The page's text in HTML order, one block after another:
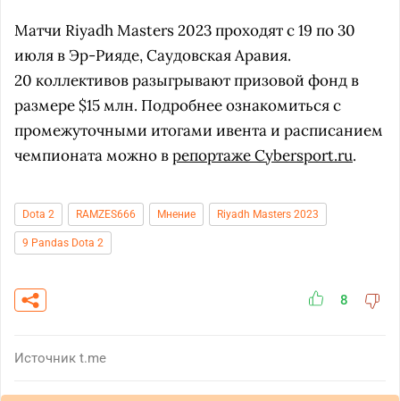
Матчи Riyadh Masters 2023 проходят с 19 по 30
июля в Эр-Рияде, Саудовская Аравия.
20 коллективов разыгрывают призовой фонд в
размере $15 млн. Подробнее ознакомиться с
промежуточными итогами ивента и расписанием
чемпионата можно врепортаже Cybersport.ru.
Dota 2 RAMZES666 Мнение Riyadh Masters 2023
9 Pandas Dota 2
8
Источник t.me